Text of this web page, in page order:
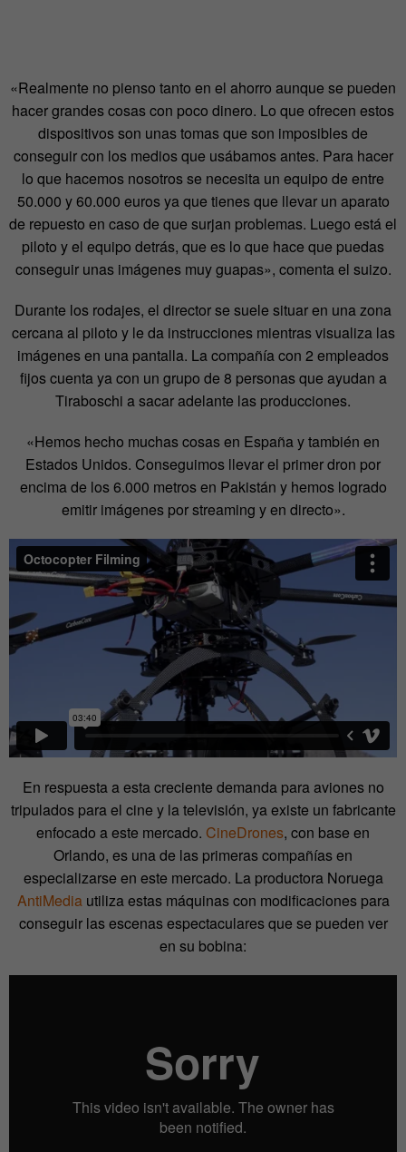
«Realmente no pienso tanto en el ahorro aunque se pueden
hacer grandes cosas con poco dinero. Lo que ofrecen estos
dispositivos son unas tomas que son imposibles de
conseguir con los medios que usábamos antes. Para hacer
lo que hacemos nosotros se necesita un equipo de entre
50.000 y 60.000 euros ya que tienes que llevar un aparato
de repuesto en caso de que surjan problemas. Luego está el
piloto y el equipo detrás, que es lo que hace que puedas
conseguir unas imágenes muy guapas», comenta el suizo.
Durante los rodajes, el director se suele situar en una zona
cercana al piloto y le da instrucciones mientras visualiza las
imágenes en una pantalla. La compañía con 2 empleados
fijos cuenta ya con un grupo de 8 personas que ayudan a
Tiraboschi a sacar adelante las producciones.
«Hemos hecho muchas cosas en España y también en
Estados Unidos. Conseguimos llevar el primer dron por
encima de los 6.000 metros en Pakistán y hemos logrado
emitir imágenes por streaming y en directo».
En respuesta a esta creciente demanda para aviones no
tripulados para el cine y la televisión, ya existe un fabricante
enfocado a este mercado. CineDrones, con base en
Orlando, es una de las primeras compañías en
especializarse en este mercado. La productora Noruega
AntiMediautiliza estas máquinas con modificaciones para
conseguir las escenas espectaculares que se pueden ver
en su bobina: